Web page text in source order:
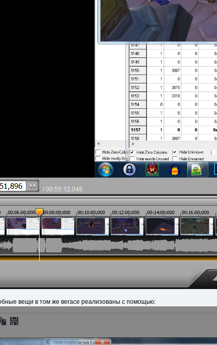
вещи в том же вегасе реализованы с помощью: